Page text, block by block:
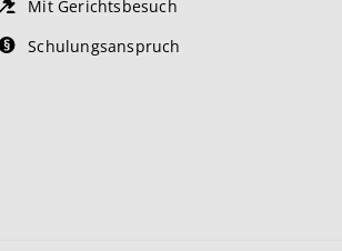
Mit Gerichtsbesuch
Schulungsanspruch